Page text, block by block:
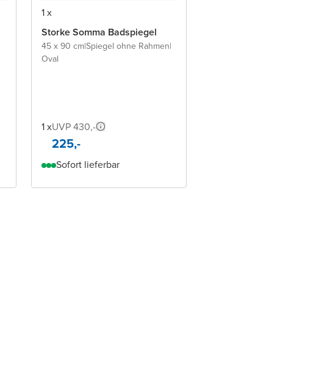
1 x
Storke Somma Badspiegel
45 x 90 cm|Spiegel ohne Rahmen|
Oval
1 xUVP 430,-
225,-
Sofort lieferbar